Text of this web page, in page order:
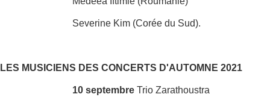
Severine Kim (Corée du Sud).
LES MUSICIENS DES CONCERTS D'AUTOMNE 2021
10 septembre Trio Zarathoustra